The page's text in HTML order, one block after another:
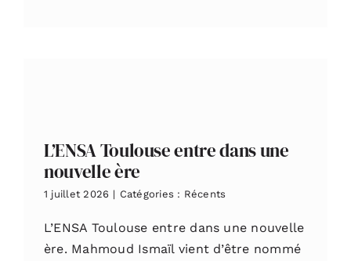
L’ENSA Toulouse entre dans une
nouvelle ère
1 juillet 2026 | Catégories : Récents
L’ENSA Toulouse entre dans une nouvelle
ère. Mahmoud Ismaïl vient d’être nommé